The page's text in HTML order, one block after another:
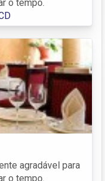
o tempo.
agradável para
o tempo.